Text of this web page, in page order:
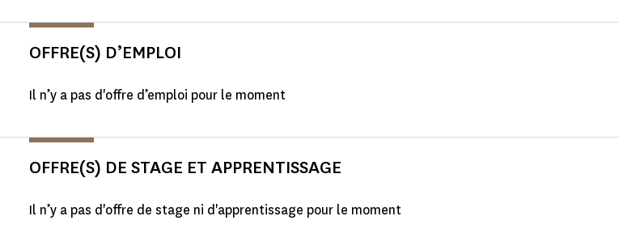
OFFRE(S) D’EMPLOI
Il n’y a pas d'offre d’emploi pour le moment
OFFRE(S) DE STAGE ET APPRENTISSAGE
Il n’y a pas d'offre de stage ni d'apprentissage pour le moment